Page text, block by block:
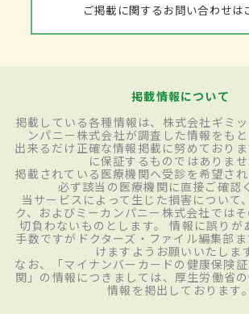
ご掲載に関するお問い合わせは
掲載情報について
掲載している各種情報は、株式会社ギミ
ンパニー株式会社が調査した情報をもと
出来るだけ正確な情報掲載に努めており
に保証するものではありませ
掲載されている医療機関へ受診を希望さ
必ず該当の医療機関に直接ご確認
当サービスによって生じた損害について
ク、およびミーカンパニー株式会社では
切負わないものとします。 情報に誤りが
手数ですがドクターズ・ファイル編集部
けますようお願いいたしま
なお、「マイナンバーカードの健康保険
関」の情報につきましては、厚生労働省の
情報を掲出しております。